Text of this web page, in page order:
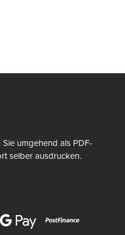
umgehend als PDF-
selber ausdrucken.